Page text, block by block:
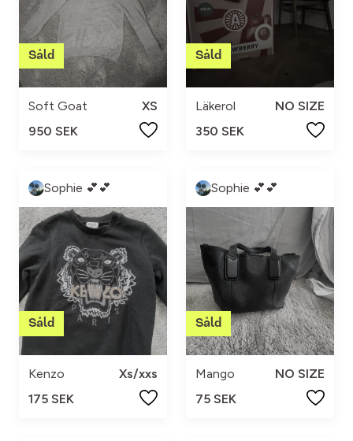
Soft Goat
XS
950 SEK
Läkerol
NO SIZE
350 SEK
Sophie 💕💕
Kenzo
Xs/xxs
175 SEK
Sophie 💕💕
Mango
NO SIZE
75 SEK